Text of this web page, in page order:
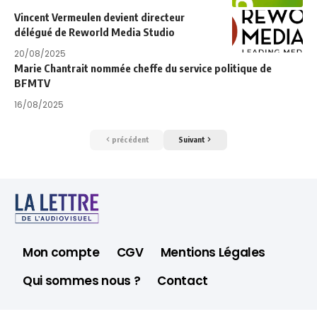
Vincent Vermeulen devient directeur
délégué de Reworld Media Studio
20/08/2025
Marie Chantrait nommée cheffe du service politique de
BFMTV
16/08/2025
précédent Suivant
Mon compte CGV
Mentions Légales
Qui sommes nous ?
Contact